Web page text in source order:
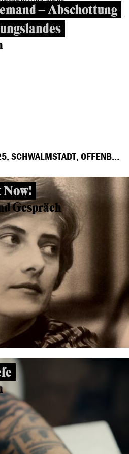
– Abschottung
04.12.2025 – 17.12.2025, SCHWALMSTADT, OFFENBACH, MARBURG, FRANKFURT, GROSS-GERAU, HÖCHST
Gespräch